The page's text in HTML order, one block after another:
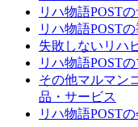
リハ物語POST
リハ物語POST
失敗しないリハ
リハ物語POST
その他マルマン
品・サービス
リハ物語POST